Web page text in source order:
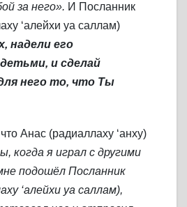
за него». И Посланник
‘алейхи уа саллам)
надели его
и сделай
него то, что Ты
Анас (радиаллаху ‘анху)
когда я играл с другими
подошёл Посланник
‘алейхи уа саллам),